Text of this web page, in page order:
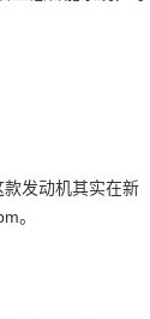
发动机其实在新
。